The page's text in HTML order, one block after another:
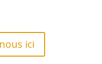
ici